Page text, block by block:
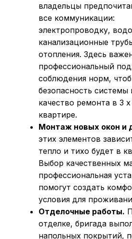
владельцы
все коммуникации:
электропроводку,
канализационные
отопления. Здесь
профессиональный
соблюдения норм,
безопасность системы
качество ремонта в 3
квартире.
Монтаж новых окон и
этих элементов
тепло и тихо будет в
Выбор качественных
профессиональная
помогут создать
условия для
Отделочные работы.
отделке, бригада
напольных покрытий,